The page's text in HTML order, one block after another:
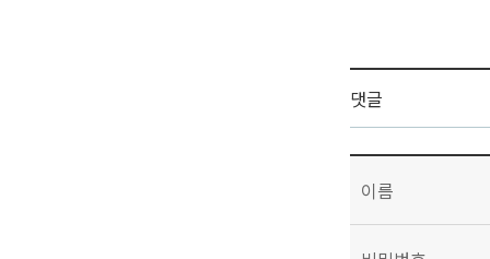
댓글
이름